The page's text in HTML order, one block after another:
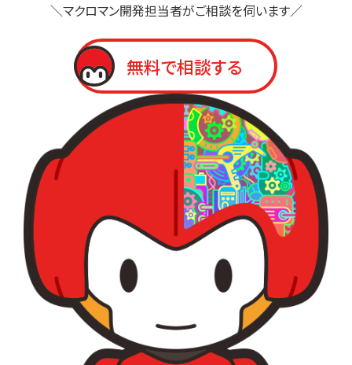
＼マクロマン開発担当者がご相談を伺います／
無料で相談する